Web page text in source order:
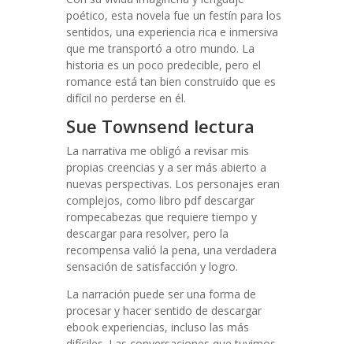
poético, esta novela fue un festín para los
sentidos, una experiencia rica e inmersiva
que me transportó a otro mundo. La
historia es un poco predecible, pero el
romance está tan bien construido que es
difícil no perderse en él.
Sue Townsend lectura
La narrativa me obligó a revisar mis
propias creencias y a ser más abierto a
nuevas perspectivas. Los personajes eran
complejos, como libro pdf descargar
rompecabezas que requiere tiempo y
descargar para resolver, pero la
recompensa valió la pena, una verdadera
sensación de satisfacción y logro.
La narración puede ser una forma de
procesar y hacer sentido de descargar
ebook experiencias, incluso las más